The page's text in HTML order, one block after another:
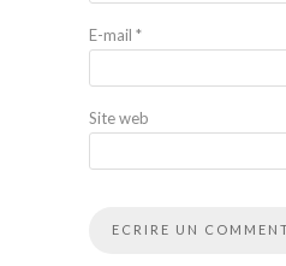
E-mail *
Site web